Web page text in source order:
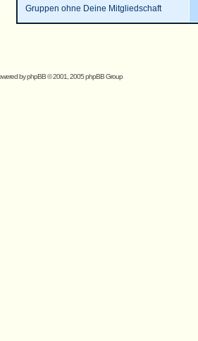
Gruppen ohne Deine Mitgliedschaft
byphpBB© 2001, 2005 phpBB Group